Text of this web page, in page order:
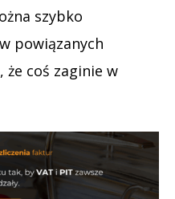
szybko
powiązanych
coś zaginie w